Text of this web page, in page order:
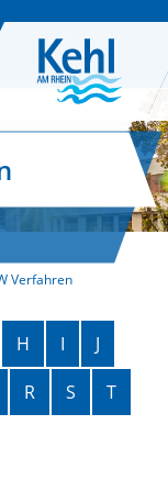
Verfahren
H I
J
R S
T